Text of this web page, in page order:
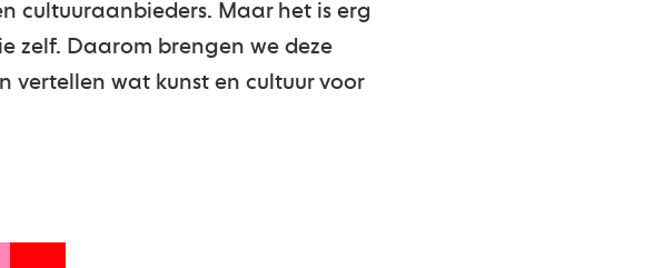
cultuuraanbieders. Maar het is erg
zelf. Daarom brengen we deze
vertellen wat kunst en cultuur voor